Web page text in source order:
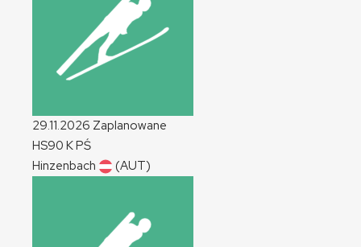
29.11.2026 Zaplanowane
HS90 KPŚ
Hinzenbach
(AUT)